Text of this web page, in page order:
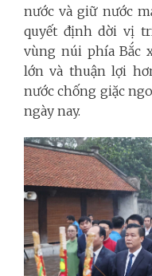
nước và giữ nước
quyết định dời vị
vùng núi phía Bắc
lớn và thuận lợi
nước chống giặc
ngày nay.